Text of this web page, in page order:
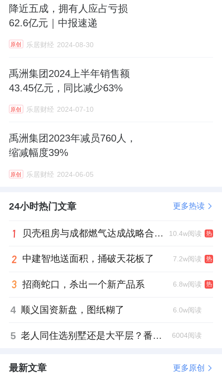
降近五成，拥有人应占亏损
62.6亿元｜中报速递
原创 乐居财经 2024-08-30
禹洲集团2024上半年销售额
43.45亿元，同比减少63%
原创 乐居财经 2024-07-10
禹洲集团2023年减员760人，
缩减幅度39%
原创 乐居财经 2024-06-05
24小时热门文章 更多热读
贝壳租房与成都燃气达成战略合作 打通安全巡检“最后一米” 10.4w阅读 热
中建智地送面积，捅破天花板了 7.2w阅读 热
招商蛇口，杀出一个新产品系 6.8w阅读 热
4 顺义国资新盘，图纸糊了 6.0w阅读
5 老人同住选别墅还是大平层？番禺这份豪宅榜单给出了答案 6004阅读
最新文章 更多原创